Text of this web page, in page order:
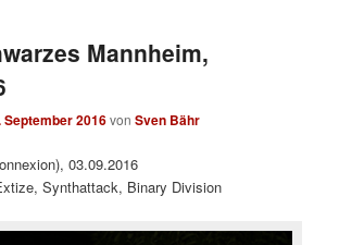
Mannheim,
September 2016vonSven Bähr
03.09.2016
Synthattack, Binary Division